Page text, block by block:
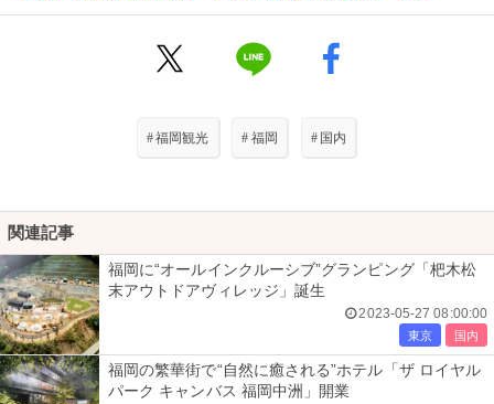
#福岡観光 # 福岡 # 国内
関連記事
福岡に“オールインクルーシブ”グランピング「杷木松
末アウトドアヴィレッジ」誕生
2023-05-27 08:00:00
東京 国内
福岡の繁華街で“自然に癒される”ホテル「ザ ロイヤル
パーク キャンバス 福岡中洲」開業